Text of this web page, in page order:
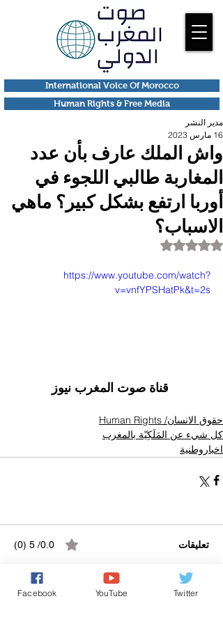
Human Rights & Free Media
International Voice Of Morocco
واش الملك عارف بأن عدد
المغاربة طالبي اللجوء في
أوربا ارتفع بشكل كبير؟ ماهي
الاسباب؟
مدير النشر
16 مارس 2023
تم التقييم بـ ليس رقمًا من أصل 5 نجوم.
https://www.youtube.com/watch?
v=vnfYPSHatPk&t=2s
حقوق الانسان/ Human Rights
كل شيء عن المَلَكِيّة بالمغرب
اخباروطنية
تعليقات 0.0/ 5 (0)
التعليق والتقييم...
Facebook YouTube Twitter